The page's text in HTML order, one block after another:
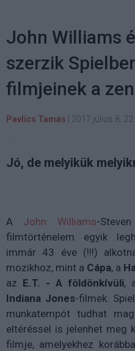
John Williams
szerzik
filmjeinek a
Pavlics Tamás | 2017 július 8.
Jó, de melyikük
A John Williams-
filmtörténelem egyik
immár 43 éve (!!!)
mozikhoz, mint a Cápa, a
az E.T. - A földönkívüli,
Indiana Jones-filmek.
munkatempót tudhat
eltéréssel is jelenhet meg
filmje, amelyekhez